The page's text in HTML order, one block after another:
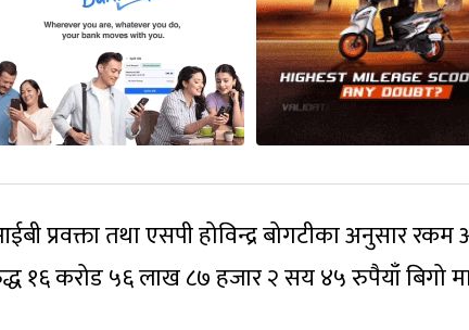
प्रवक्ता तथा एसपी होविन्द्र बोगटीका अनुसार
१६ करोड ५६ लाख ८७ हजार २ सय ४५ रुपैयाँ बिगो